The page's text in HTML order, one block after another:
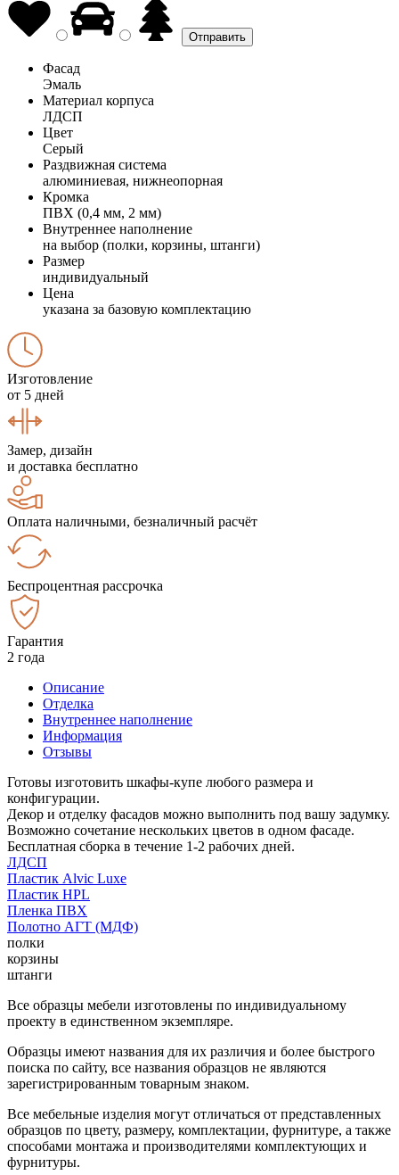
Фасад
Эмаль
Материал корпуса
ЛДСП
Цвет
Серый
Раздвижная система
алюминиевая, нижнеопорная
Кромка
ПВХ (0,4 мм, 2 мм)
Внутреннее наполнение
на выбор (полки, корзины, штанги)
Размер
индивидуальный
Цена
указана за базовую комплектацию
Изготовление
от 5 дней
Замер, дизайн
и доставка бесплатно
Оплата наличными, безналичный расчёт
Беспроцентная рассрочка
Гарантия
2 года
Описание
Отделка
Внутреннее наполнение
Информация
Отзывы
Готовы изготовить шкафы-купе любого размера и
конфигурации.
Декор и отделку фасадов можно выполнить под вашу задумку.
Возможно сочетание нескольких цветов в одном фасаде.
Бесплатная сборка в течение 1-2 рабочих дней.
ЛДСП
Пластик Alvic Luxe
Пластик HPL
Пленка ПВХ
Полотно АГТ (МДФ)
полки
корзины
штанги
Все образцы мебели изготовлены по индивидуальному
проекту в единственном экземпляре.
Образцы имеют названия для их различия и более быстрого
поиска по сайту, все названия образцов не являются
зарегистрированным товарным знаком.
Все мебельные изделия могут отличаться от представленных
образцов по цвету, размеру, комплектации, фурнитуре, а также
способами монтажа и производителями комплектующих и
фурнитуры.